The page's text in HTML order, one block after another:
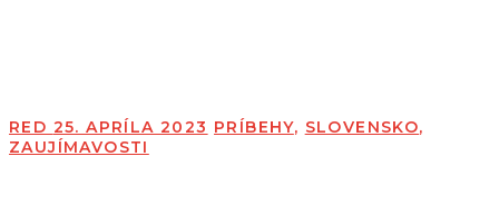
RED 25. APRÍLA 2023 PRÍBEHY, SLOVENSKO,
ZAUJÍMAVOSTI